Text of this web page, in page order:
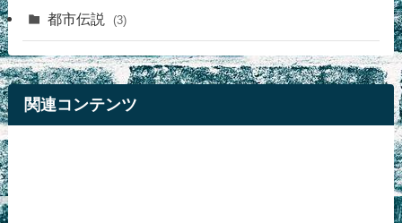
都市伝説 (3)
関連コンテンツ